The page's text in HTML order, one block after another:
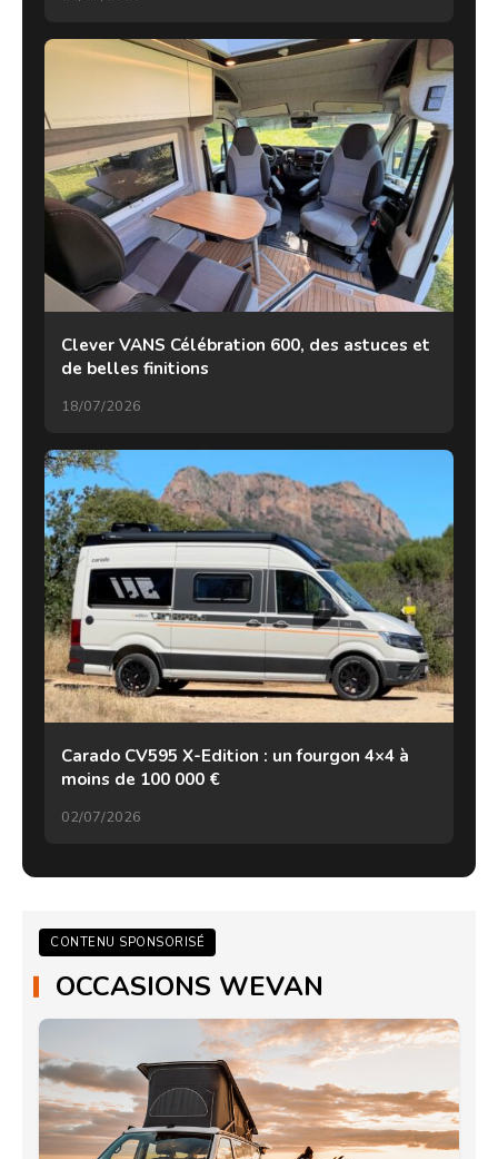
Clever VANS Célébration 600, des astuces et
de belles finitions
18/07/2026
Carado CV595 X-Edition : un fourgon 4×4 à
moins de 100 000 €
02/07/2026
CONTENU SPONSORISÉ
OCCASIONS WEVAN